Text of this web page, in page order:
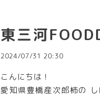
東三河
2024/07/31 20:30
こんにちは！
愛知県豊橋産次郎柿の し